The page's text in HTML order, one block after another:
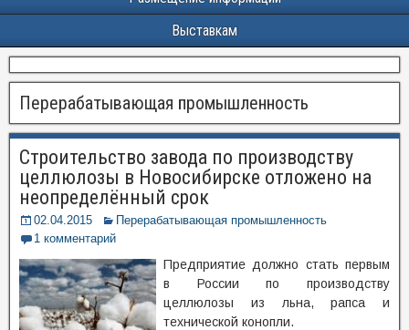
Выставкам
Перерабатывающая промышленность
Строительство завода по производству
целлюлозы в Новосибирске отложено на
неопределённый срок
02.04.2015
Перерабатывающая промышленность
1 комментарий
Предприятие должно стать первым
в России по производству
целлюлозы из льна, рапса и
технической конопли.